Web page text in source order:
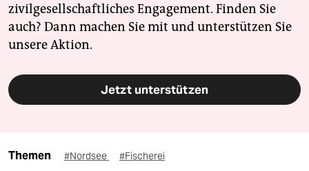
zivilgesellschaftliches Engagement. Finden Sie
auch? Dann machen Sie mit und unterstützen Sie
unsere Aktion.
Jetzt unterstützen
Themen #Nordsee #Fischerei